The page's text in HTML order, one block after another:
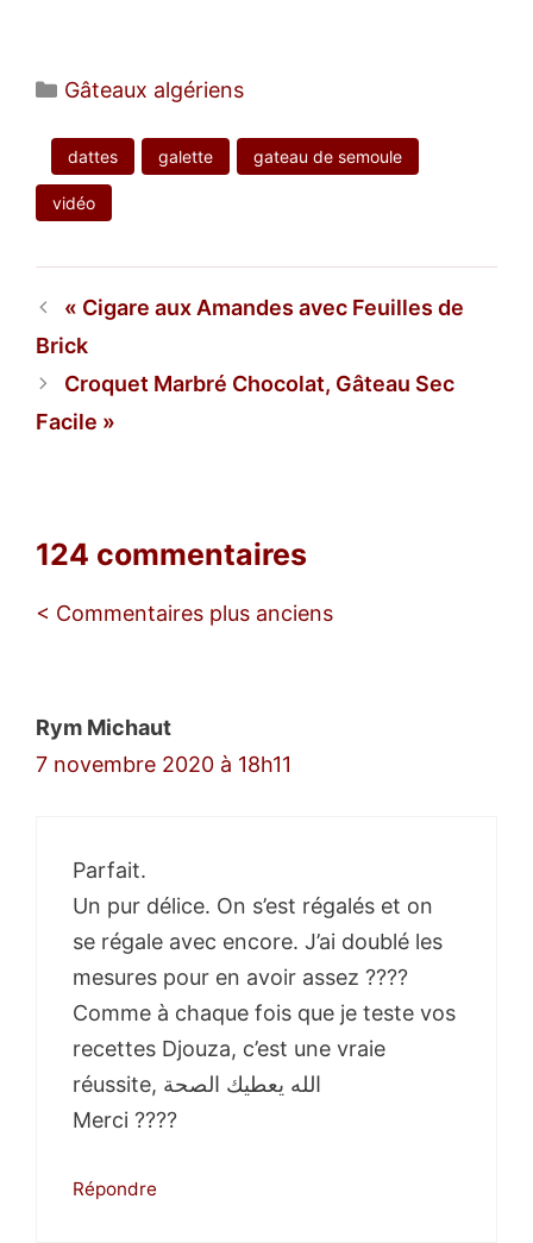
Catégories
Gâteaux algériens
dattes galette gateau de semoule
vidéo
Cigare aux Amandes avec Feuilles de
Brick
Croquet Marbré Chocolat, Gâteau Sec
Facile
124 commentaires
Navigation
< Commentaires plus anciens
Rym Michaut
7 novembre 2020 à 18h11
Parfait.
Un pur délice. On s’est régalés et on
se régale avec encore. J’ai doublé les
mesures pour en avoir assez ????
Comme à chaque fois que je teste vos
recettes Djouza, c’est une vraie
réussite, الله يعطيك الصحة
Merci ????
Répondre